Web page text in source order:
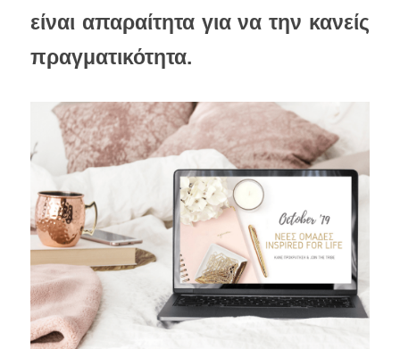
είναι απαραίτητα για να την κανείς
πραγματικότητα.